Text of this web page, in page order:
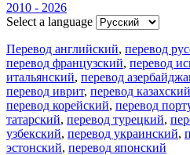
2010 - 2026
Select a language
Перевод английский, перевод
перевод французский, перевод
итальянский, перевод
перевод иврит, перевод казахский
перевод корейский, перевод
татарский, перевод турецкий,
узбекский, перевод украинский,
эстонский, перевод японский